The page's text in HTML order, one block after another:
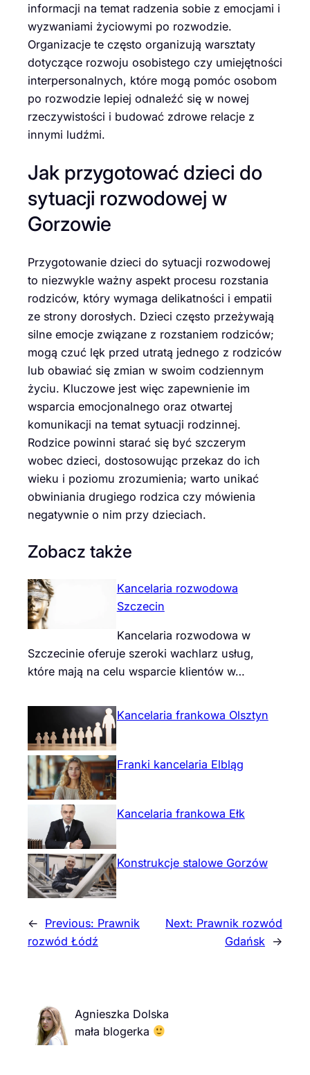
informacji na temat radzenia sobie z emocjami i
wyzwaniami życiowymi po rozwodzie.
Organizacje te często organizują warsztaty
dotyczące rozwoju osobistego czy umiejętności
interpersonalnych, które mogą pomóc osobom
po rozwodzie lepiej odnaleźć się w nowej
rzeczywistości i budować zdrowe relacje z
innymi ludźmi.
Jak przygotować dzieci do
sytuacji rozwodowej w
Gorzowie
Przygotowanie dzieci do sytuacji rozwodowej
to niezwykle ważny aspekt procesu rozstania
rodziców, który wymaga delikatności i empatii
ze strony dorosłych. Dzieci często przeżywają
silne emocje związane z rozstaniem rodziców;
mogą czuć lęk przed utratą jednego z rodziców
lub obawiać się zmian w swoim codziennym
życiu. Kluczowe jest więc zapewnienie im
wsparcia emocjonalnego oraz otwartej
komunikacji na temat sytuacji rodzinnej.
Rodzice powinni starać się być szczerym
wobec dzieci, dostosowując przekaz do ich
wieku i poziomu zrozumienia; warto unikać
obwiniania drugiego rodzica czy mówienia
negatywnie o nim przy dzieciach.
Zobacz także
Kancelaria rozwodowa
Szczecin
Kancelaria rozwodowa w
Szczecinie oferuje szeroki wachlarz usług,
które mają na celu wsparcie klientów w…
Kancelaria frankowa Olsztyn
Franki kancelaria Elbląg
Kancelaria frankowa Ełk
Konstrukcje stalowe Gorzów
← Previous: Prawnik
rozwód Łódź
Next: Prawnik rozwód
Gdańsk
→
Agnieszka Dolska
mała blogerka